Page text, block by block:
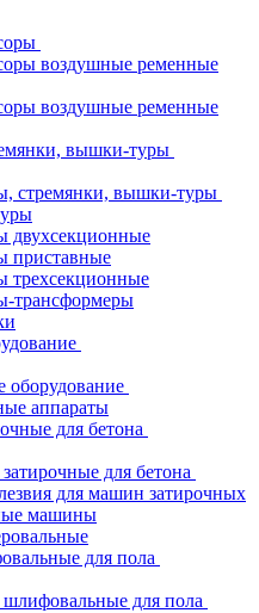
воздушные ременные
воздушные ременные
вышки-туры
стремянки, вышки-туры
двухсекционные
приставные
трехсекционные
трансформеры
оборудование
аппараты
для бетона
для бетона
для машин затирочных
машины
для пола
для пола